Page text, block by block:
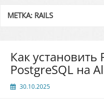
МЕТКА: RAILS
Как установить
PostgreSQL на
30.10.2025